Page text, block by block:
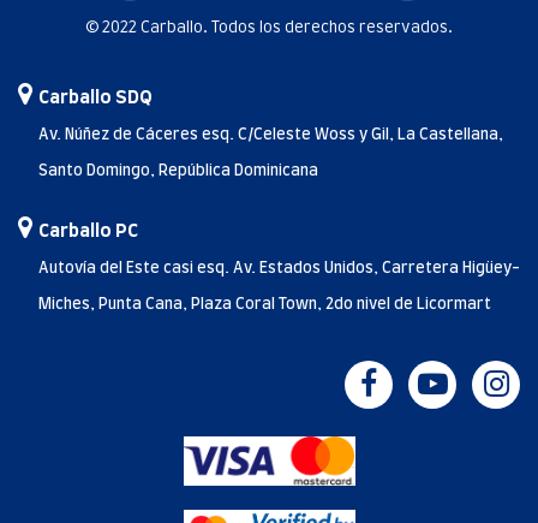
© 2022 Carballo. Todos los derechos reservados.
Carballo SDQ
Av. Núñez de Cáceres esq. C/Celeste Woss y Gil, La Castellana,
Santo Domingo, República Dominicana
Carballo PC
Autovía del Este casi esq. Av. Estados Unidos, Carretera Higüey-
Miches, Punta Cana, Plaza Coral Town, 2do nivel de Licormart